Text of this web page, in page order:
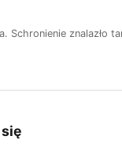
Schronienie znalazło